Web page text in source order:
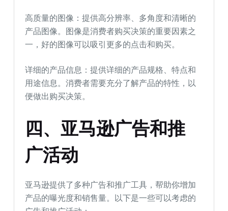
高质量的图像：提供高分辨率、多角度和清晰的
产品图像。图像是消费者购买决策的重要因素之
一，好的图像可以吸引更多的点击和购买。
详细的产品信息：提供详细的产品规格、特点和
用途信息。消费者需要充分了解产品的特性，以
便做出购买决策。
四、亚马逊广告和推
广活动
亚马逊提供了多种广告和推广工具，帮助你增加
产品的曝光度和销售量。以下是一些可以考虑的